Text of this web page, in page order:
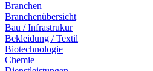
Branchen
Branchenübersicht
Bau / Infrastrukur
Bekleidung / Textil
Biotechnologie
Chemie